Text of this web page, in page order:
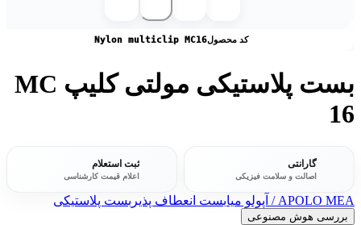
کد محصولNylon multiclip MC16
بست پلاستیکی مولتی کلیپ MC
16
گارانتی
اصالت و سلامت فیزیکی
ثبت استعلام
اعلام قیمت کارشناسی
APOLO MEA / آپولو میا بست انعطاف پذیر بست پلاستیکی
بررسی هوش مصنوعی